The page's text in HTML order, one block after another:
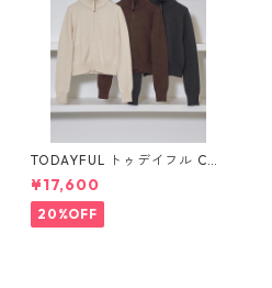
TODAYFUL トゥデイフル Co
mpact Zip Knit 12520508
¥17,600
20%OFF